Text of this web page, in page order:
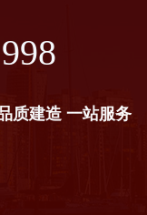
质建造 一站服务